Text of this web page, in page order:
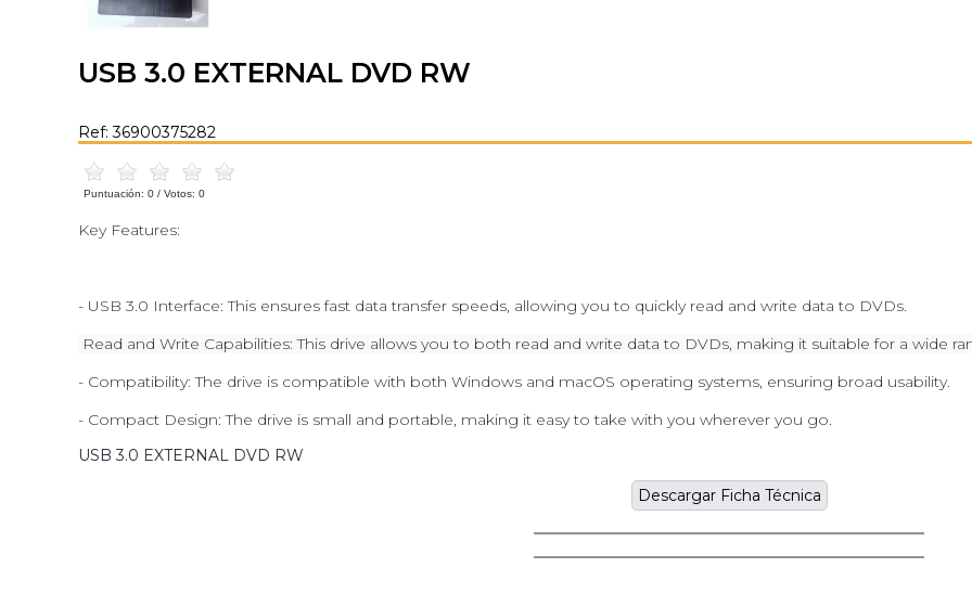
USB 3.0 EXTERNAL DVD RW
Ref: 36900375282
Puntuación: 0 / Votos: 0
Key Features:
- USB 3.0 Interface: This ensures fast data transfer speeds, allowing you to quickly read and write data to DVDs.
Read and Write Capabilities: This drive allows you to both read and write data to DVDs, making it suitable for a wide
- Compatibility: The drive is compatible with both Windows and macOS operating systems, ensuring broad usability.
- Compact Design: The drive is small and portable, making it easy to take with you wherever you go.
USB 3.0 EXTERNAL DVD RW
Descargar Ficha Técnica